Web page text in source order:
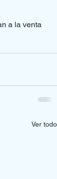
a la venta
Ver todo